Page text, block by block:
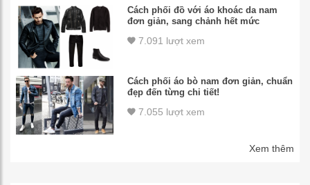
Cách phối đồ với áo khoác da nam
đơn giản, sang chảnh hết mức
7.091 lượt xem
Cách phối áo bò nam đơn giản, chuẩn
đẹp đến từng chi tiết!
7.055 lượt xem
Xem thêm